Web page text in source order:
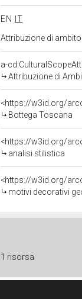
EN
IT
Attribuzione di
a-
Attribuzione di
<https://w3id.org/
Bottega Toscana
<https://w3id.org/
analisi stilistica
<https://w3id.org/
motivi decorativi
1 risorsa